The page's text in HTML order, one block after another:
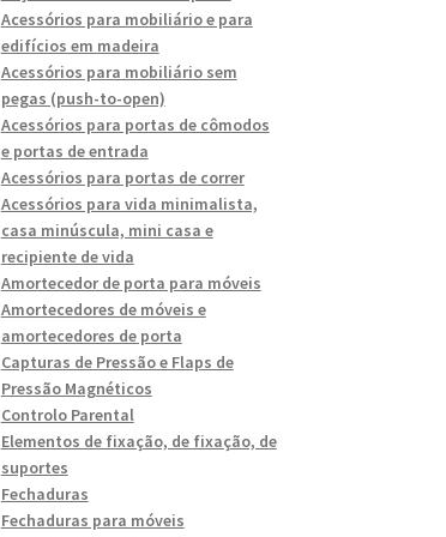
Acessórios para mobiliário e para
edifícios em madeira
Acessórios para mobiliário sem
pegas (push-to-open)
Acessórios para portas de cômodos
e portas de entrada
Acessórios para portas de correr
Acessórios para vida minimalista,
casa minúscula, mini casa e
recipiente de vida
Amortecedor de porta para móveis
Amortecedores de móveis e
amortecedores de porta
Capturas de Pressão e Flaps de
Pressão Magnéticos
Controlo Parental
Elementos de fixação, de fixação, de
suportes
Fechaduras
Fechaduras para móveis